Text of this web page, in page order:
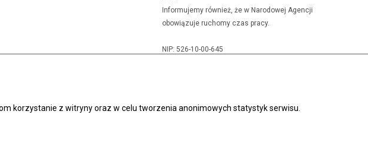
Informujemy również, że w Narodowej Agencji
obowiązuje ruchomy czas pracy.
NIP: 526-10-00-645
korzystanie z witryny oraz w celu tworzenia anonimowych statystyk serwisu.